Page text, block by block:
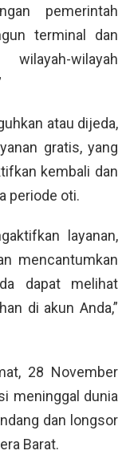
pemerintah
terminal dan
wilayah
atau dijeda,
gratis, yang
kembali dan
periode oti.
layanan,
mencantumkan
dapat melihat
di akun Anda,”
28 November
meninggal dunia
dan longsor
Barat.